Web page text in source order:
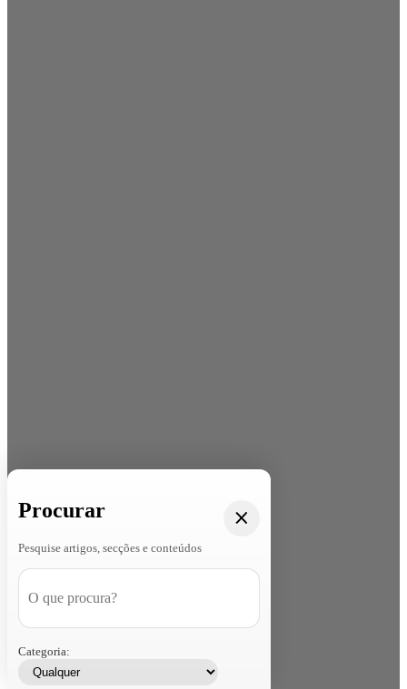
Procurar
Pesquise artigos, secções e conteúdos
Categoria: